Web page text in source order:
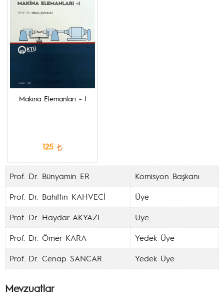
Makina Elemanları - I
125
Prof. Dr. Bünyamin ER
Komisyon Başkanı
Prof. Dr. Bahittin KAHVECİ
Üye
Prof. Dr. Haydar AKYAZI
Üye
Prof. Dr. Ömer KARA
Yedek Üye
Prof. Dr. Cenap SANCAR
Yedek Üye
Mevzuatlar